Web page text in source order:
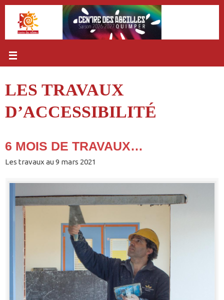
Passer
contenu
LES TRAVAUX
D’ACCESSIBILITÉ
6 MOIS DE TRAVAUX…
Les travaux au 9 mars 2021